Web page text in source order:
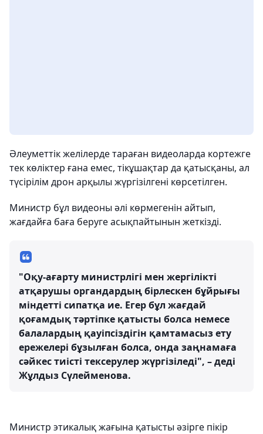
Әлеуметтік желілерде тараған видеоларда кортежге
тек көліктер ғана емес, тікұшақтар да қатысқаны, ал
түсірілім дрон арқылы жүргізілгені көрсетілген.
Министр бұл видеоны әлі көрмегенін айтып,
жағдайға баға беруге асықпайтынын жеткізді.
"Оқу-ағарту министрлігі мен жергілікті
атқарушы органдардың бірлескен бұйрығы
міндетті сипатқа ие. Егер бұл жағдай
қоғамдық тәртіпке қатысты болса немесе
балалардың қауіпсіздігін қамтамасыз ету
ережелері бұзылған болса, онда заңнамаға
сәйкес тиісті тексерулер жүргізіледі", – деді
Жұлдыз Сүлейменова.
Министр этикалық жағына қатысты әзірге пікір